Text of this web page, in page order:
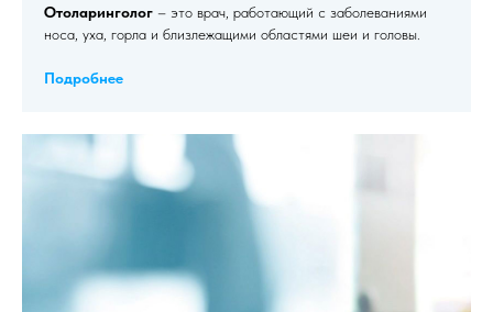
Отоларинголог – это врач, работающий с заболеваниями
носа, уха, горла и близлежащими областями шеи и головы.
Подробнее